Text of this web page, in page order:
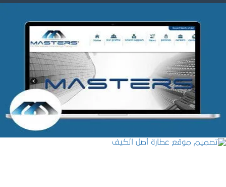
شركة MASTERS للتدريب
التفاصيل